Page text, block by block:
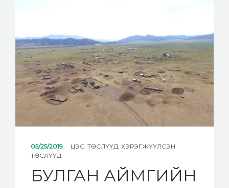
05/25/2019 ЦЭС: ТӨСЛҮҮД, ХЭРЭГЖҮҮЛСЭН
ТӨСЛҮҮД
БУЛГАН АЙМГИЙН